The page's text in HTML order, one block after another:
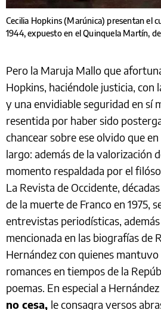
Cecilia Hopkins (Marúnica) presentan el
1944, expuesto en el Quinquela Martín,
Pero la Maruja Mallo que
Hopkins, haciéndole justicia, con
y una envidiable seguridad en sí
resentida por haber sido
chancear sobre ese olvido que
largo: además de la valorización
momento respaldada por el
La Revista de Occidente,
de la muerte de Franco en 1975,
entrevistas periodísticas,
mencionada en las biografías de
Hernández con quienes
romances en tiempos de la
poemas. En especial a
no cesa, le consagra versos